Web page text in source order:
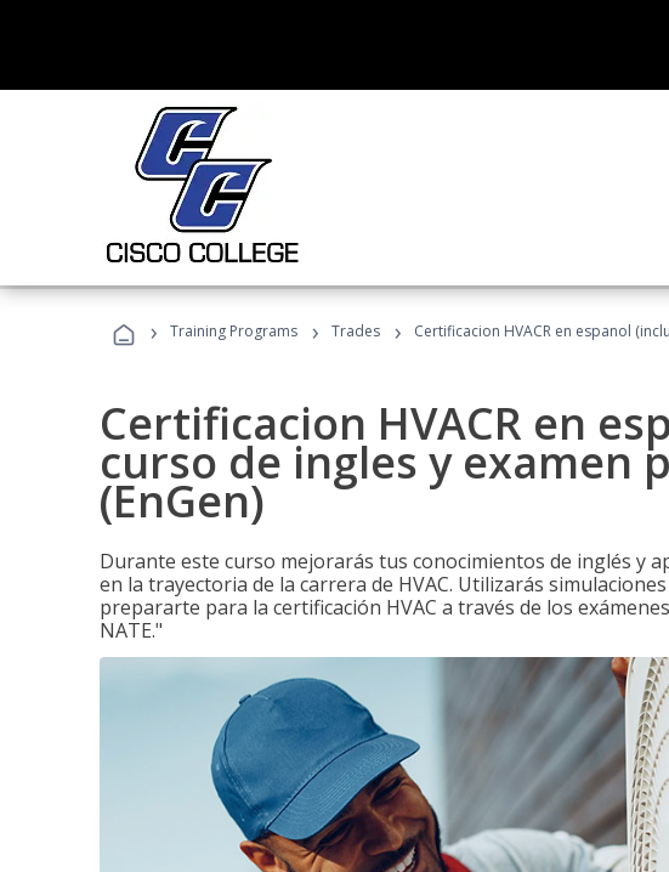
› Training Programs › Trades › Certificacion HVACR en espanol
Certificacion HVACR en
curso de ingles y examen
(EnGen)
Durante este curso mejorarás tus conocimientos de inglés y
en la trayectoria de la carrera de HVAC. Utilizarás
prepararte para la certificación HVAC a través de los
NATE."